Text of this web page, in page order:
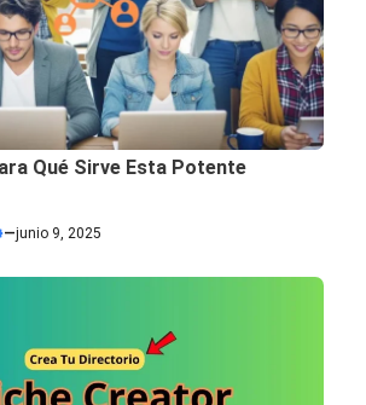
Qué Sirve Esta Potente
—junio 9, 2025